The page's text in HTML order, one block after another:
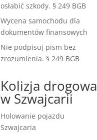
osłabić szkody. § 249 BGB
Wycena samochodu dla
dokumentów finansowych
Nie podpisuj pism bez
zrozumienia. § 249 BGB
Kolizja drogowa
w Szwajcarii
Holowanie pojazdu
Szwajcaria